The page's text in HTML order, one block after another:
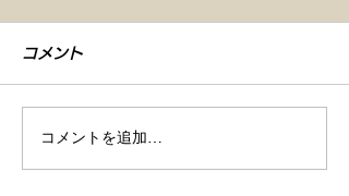
【車検整備・セラミック
コメント
コメントを追加…